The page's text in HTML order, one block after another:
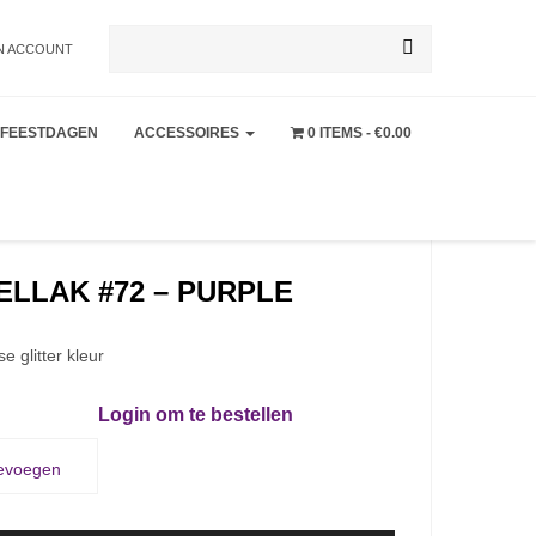
ACCOUNT
naar:
FEESTDAGEN ACCESSOIRES 0 ITEMS €0.00
#72 – PURPLE
glitter kleur
Login om te bestellen